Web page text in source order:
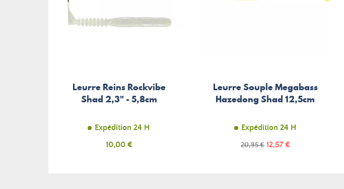
Leurre Reins Rockvibe
Shad 2,3" - 5,8cm
Expédition 24 H
Prix
10,00 €
Leurre Souple Megabass
Hazedong Shad 12,5cm
Expédition 24 H
Prix
20,95 € Prix
12,57 €